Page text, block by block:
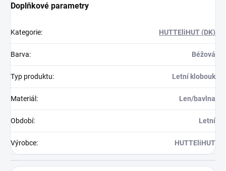
Doplňkové parametry
Kategorie: HUTTEliHUT (DK)
Barva: Béžová
Typ produktu: Letní klobouk
Materiál : Len/bavlna
Období: Letní
Výrobce: HUTTEliHUT